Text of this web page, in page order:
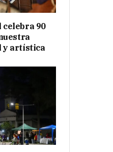
celebra 90
y artística